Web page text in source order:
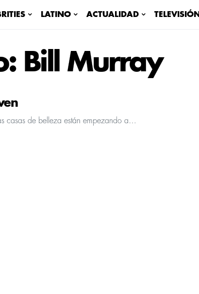
LATINO ACTUALIDAD TELEVISIÓN
Bill Murray
casas de belleza están empezando a…